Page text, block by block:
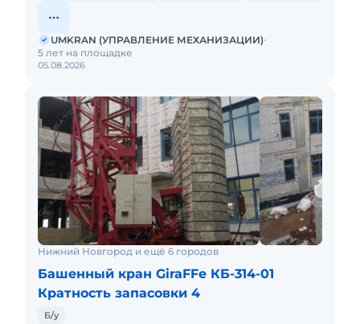
05.08.2026
UMKRAN (УПРАВЛЕНИЕ МЕХАНИЗАЦИИ)
5 лет на площадке
Нижний Новгород и ещё 6 городов
Башенный кран GiraFFe КБ-314-01
Кратность запасовки 4
Б/у